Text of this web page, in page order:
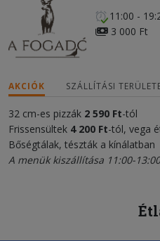
11:00 -
3 000 Ft
AKCIÓK SZÁLLÍTÁSI
32 cm-es pizzák 2 590 Ft-tól
Frissensültek 4 200 Ft-tól, vega
Bőségtálak, tészták a kínálatban
A menük kiszállítása 11:00-